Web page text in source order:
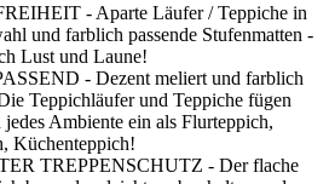
- Aparte Läufer / Teppiche in
und farblich passende Stufenmatten -
Lust und Laune!
- Dezent meliert und farblich
Teppichläufer und Teppiche fügen
Ambiente ein als Flurteppich,
Küchenteppich!
TREPPENSCHUTZ - Der flache